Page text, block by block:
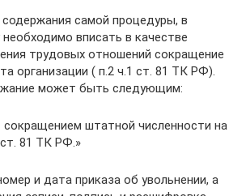
содержания самой процедуры, в
вписать в качестве
трудовых отношений сокращение
организации ( п.2 ч.1 ст. 81 ТК РФ).
может быть следующим:
сокращением штатной численности на
81 ТК РФ.»
и дата приказа об увольнении, а